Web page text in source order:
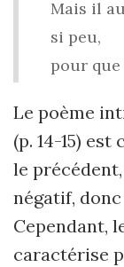
Mais il
si peu,
pour que
Le poème
(p. 14-15)
le
négatif,
Cependant,
caractérise